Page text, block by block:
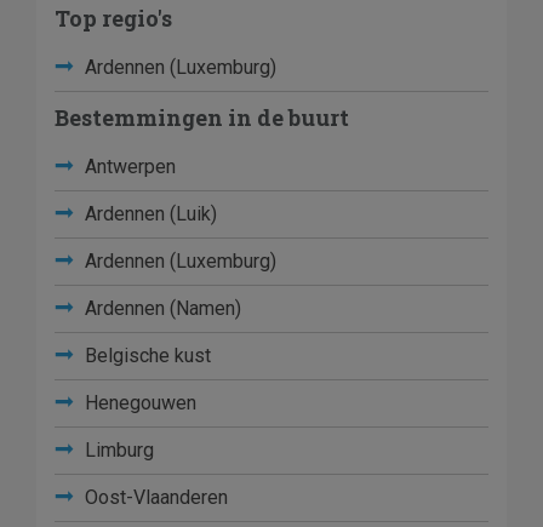
Top regio's
Ardennen (Luxemburg)
Bestemmingen in de buurt
Antwerpen
Ardennen (Luik)
Ardennen (Luxemburg)
Ardennen (Namen)
Belgische kust
Henegouwen
Limburg
Oost-Vlaanderen